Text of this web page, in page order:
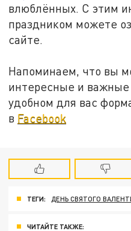
влюблённых. С этим
праздником можете
сайте.
Напоминаем, что вы
интересные и
удобном для вас
в Facebook
ТЕГИ: ДЕНЬ СВЯТОГО
ЧИТАЙТЕ ТАКЖЕ: